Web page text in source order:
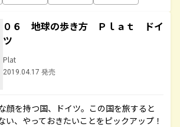
０６ 地球の歩き方 Ｐｌａｔ ドイ
ツ
Plat
2019.04.17 発売
顔を持つ国、ドイツ。この国を旅すると
い、やっておきたいことをピックアップ！